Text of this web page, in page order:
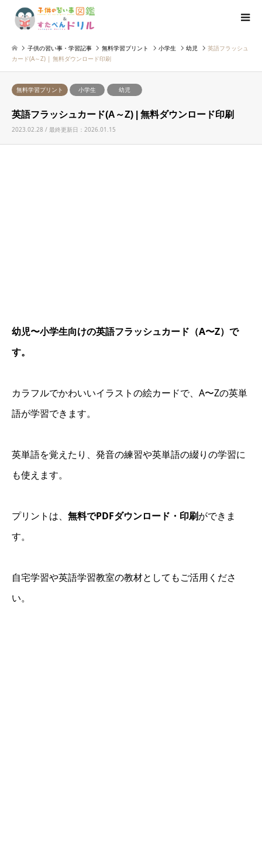
子供の習い事・学習記事 無料学習プリント 小学生 幼児
英語フラッシュ
カード(A～Z) | 無料ダウンロード印刷
無料学習プリント 小学生 幼児
英語フラッシュカード(A～Z) | 無料ダウンロード印刷
2023.02.28 / 最終更新日：2026.01.15
幼児〜小学生向けの英語フラッシュカード（A〜Z）で
す。
カラフルでかわいいイラストの絵カードで、A〜Zの英単
語が学習できます。
英単語を覚えたり、発音の練習や英単語の綴りの学習に
も使えます。
プリントは、 無料でPDFダウンロード・印刷ができま
す。
自宅学習や英語学習教室の教材としてもご活用くださ
い。